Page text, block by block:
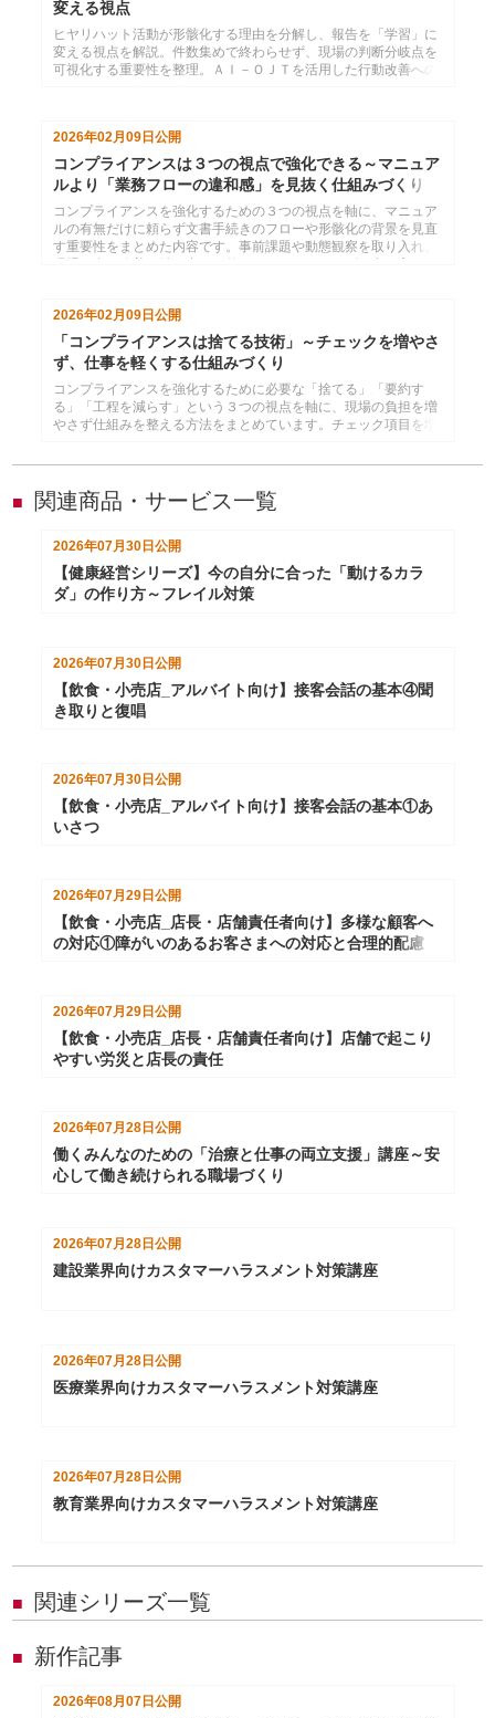
変える視点
ヒヤリハット活動が形骸化する理由を分解し、報告を「学習」に
変える視点を解説。件数集めで終わらせず、現場の判断分岐点を
可視化する重要性を整理。ＡＩ－ＯＪＴを活用した行動改善への
2026年02月09日 公開
コンプライアンスは３つの視点で強化できる～マニュア
ルより「業務フローの違和感」を見抜く仕組みづくり
コンプライアンスを強化するための３つの視点を軸に、マニュア
ルの有無だけに頼らず文書手続きのフローや形骸化の背景を見直
す重要性をまとめた内容です。事前課題や動態観察を取り入れ、
2026年02月09日公開
「コンプライアンスは捨てる技術」～チェックを増やさ
ず、仕事を軽くする仕組みづくり
コンプライアンスを強化するために必要な「捨てる」「要約す
る」「工程を減らす」という３つの視点を軸に、現場の負担を増
やさず仕組みを整える方法をまとめています。チェック項目を増
■ 関連商品・サービス一覧
2026年07月30日 公開
【健康経営シリーズ】今の自分に合った「動けるカラ
ダ」の作り方～フレイル対策
2026年07月30日公開
【飲食・小売店_アルバイト向け】接客会話の基本④聞
き取りと復唱
2026年07月30日公開
【飲食・小売店_アルバイト向け】接客会話の基本①あ
いさつ
2026年07月29日 公開
【飲食・小売店_店長・店舗責任者向け】多様な顧客へ
の対応①障がいのあるお客さまへの対応と合理的配慮
2026年07月29日 公開
【飲食・小売店_店長・店舗責任者向け】店舗で起こり
やすい労災と店長の責任
2026年07月28日 公開
働くみんなのための「治療と仕事の両立支援」講座～安
心して働き続けられる職場づくり
2026年07月28日 公開
建設業界向けカスタマーハラスメント対策講座
2026年07月28日公開
医療業界向けカスタマーハラスメント対策講座
2026年07月28日公開
教育業界向けカスタマーハラスメント対策講座
■ 関連シリーズ一覧
■ 新作記事
2026年08月07日 公開